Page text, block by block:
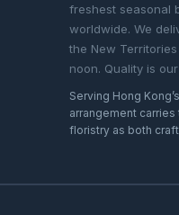
freshest seasonal
worldwide. We
the New
noon. Quality is
Serving Hong
arrangement
floristry as both